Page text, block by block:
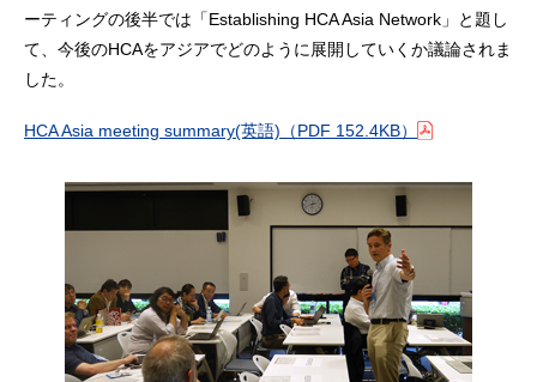
ーティングの後半では「Establishing HCA Asia Network」と題し
て、今後のHCAをアジアでどのように展開していくか議論されま
した。
HCA Asia meeting summary(英語) （PDF 152.4KB）